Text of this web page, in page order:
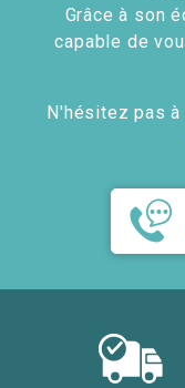
Grâce à son
capable de
N'hésitez pas